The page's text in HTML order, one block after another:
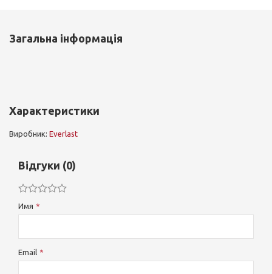
Загальна інформація
Характеристики
Виробник: Everlast
Відгуки (0)
Имя
Email